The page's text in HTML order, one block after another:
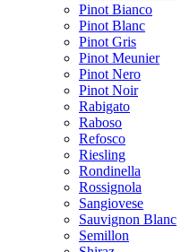
Pinot Bianco
Pinot Blanc
Pinot Gris
Pinot Meunier
Pinot Nero
Pinot Noir
Rabigato
Raboso
Refosco
Riesling
Rondinella
Rossignola
Sangiovese
Sauvignon Blanc
Semillon